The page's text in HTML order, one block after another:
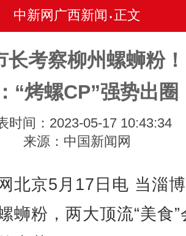
中新网广西新闻 • 正文
长考察柳州螺蛳粉
“烤螺CP”强势出圈
时间：2023-05-17 10:43:34
来源：中国新闻网
京5月17日电 当淄
蛳粉，两大顶流“美食”